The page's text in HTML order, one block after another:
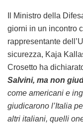
Il Ministro della
giorni in un incontro
rappresentante
sicurezza, Kaja
Crosetto ha
Salvini, ma non
come americani e
giudicarono l’Italia
altri italiani, quelli